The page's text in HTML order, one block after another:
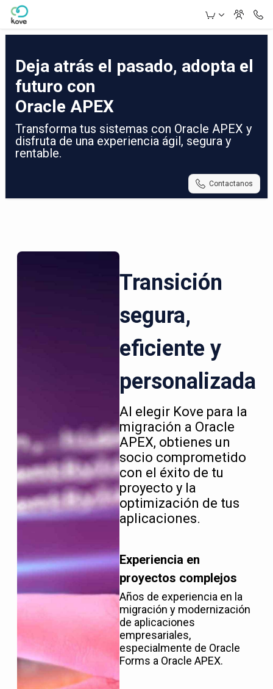
Skip to Main Content
Deja atrás el pasado, adopta el
futuro con
Oracle APEX
Transforma tus sistemas con Oracle APEX y
disfruta de una experiencia ágil, segura y
rentable.
Contactanos
Transición
segura,
eficiente y
personalizada
Al elegir Kove para la
migración a Oracle
APEX, obtienes un
socio comprometido
con el éxito de tu
proyecto y la
optimización de tus
aplicaciones.
Experiencia en
proyectos complejos
Años de experiencia en la
migración y modernización
de aplicaciones
empresariales,
especialmente de Oracle
Forms a Oracle APEX.